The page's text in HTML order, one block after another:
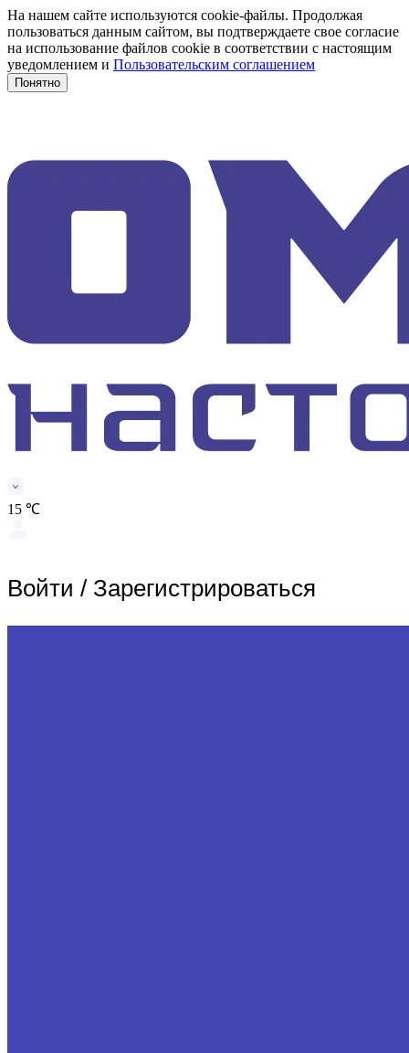
На нашем сайте используются cookie-файлы. Продолжая
пользоваться данным сайтом, вы подтверждаете свое согласие
на использование файлов cookie в соответствии с настоящим
уведомлением и Пользовательским соглашением
Понятно
15 ℃
Войти / Зарегистрироваться